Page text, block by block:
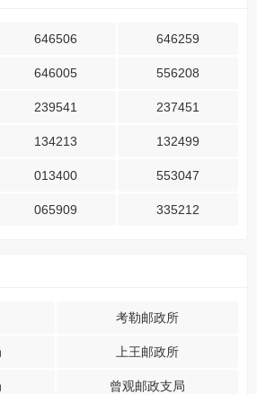
646506 646259
646005 556208
239541 237451
134213 132499
013400 553047
065909 335212
考勒邮政所
上王邮政所
曾观邮政支局